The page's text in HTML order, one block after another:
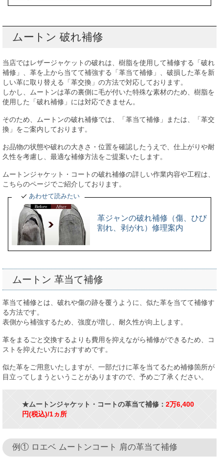
ムートン 破れ補修
当店ではレザージャケットの破れは、樹脂を使用して補修する「破れ
補修」、革を上から当てて補強する「革当て補修」、破損した革を新
しい革に取り替える「革交換」の方法で対応しております。
しかし、ムートンは革の裏側に毛が付いた特殊な素材のため、樹脂を
使用した「破れ補修」には対応できません。
そのため、ムートンの破れ補修では、「革当て補修」または、「革交
換」をご案内しております。
お品物の状態や破れの大きさ・位置を確認したうえで、仕上がりや耐
久性を考慮し、最適な補修方法をご提案いたします。
ムートンジャケット・コートの破れ補修の詳しい作業内容や工程は、
こちらのページでご紹介しております。
あわせて読みたい
革ジャンの破れ補修（傷、ひび
割れ、剥がれ）修理案内
ムートン 革当て補修
革当て補修とは、破れや傷の跡を覆うように、似た革を当てて補修す
る方法です。
表側から補強するため、強度が増し、耐久性が向上します。
革をまるごと交換するよりも費用を抑えながら補修ができるため、コ
ストを抑えたい方におすすめです。
似た革をご用意いたしますが、一部だけに革を当てるため補修箇所が
目立ってしまうということがありますので、予めご了承ください。
★ムートンジャケット・コートの革当て補修： 2万6,400
円(税込)/1ヵ所
例① ロエベ ムートンコート 肩の革当て補修